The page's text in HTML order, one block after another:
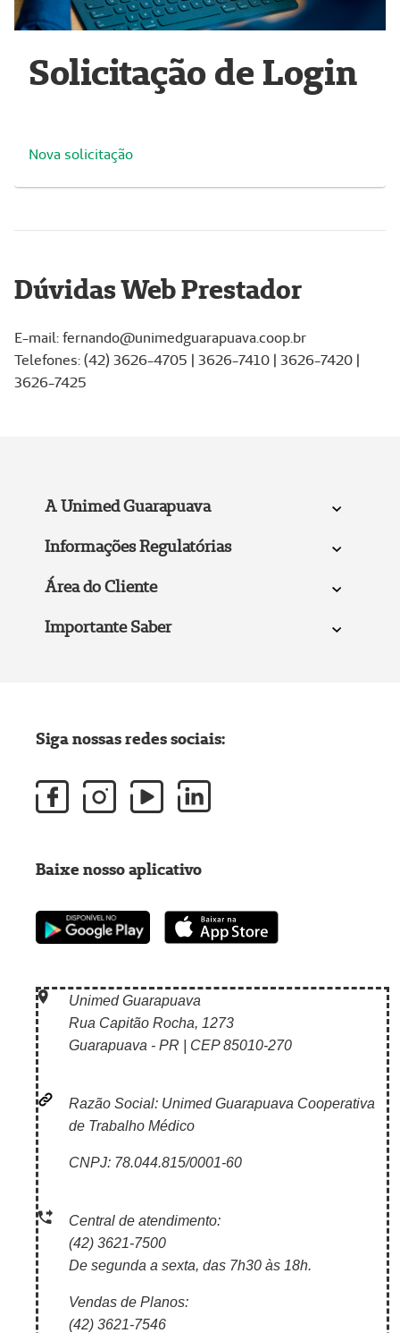
Solicitação de Login
Nova solicitação
Dúvidas Web Prestador
E-mail: fernando@unimedguarapuava.coop.br
Telefones: (42) 3626-4705 | 3626-7410 | 3626-7420 |
3626-7425
A Unimed Guarapuava
Informações Regulatórias
Área do Cliente
Importante Saber
Unimed Guarapuava
Rua Capitão Rocha, 1273
Guarapuava - PR | CEP 85010-270
Razão Social: Unimed Guarapuava Cooperativa
de Trabalho Médico
CNPJ: 78.044.815/0001-60
Central de atendimento:
(42) 3621-7500
De segunda a sexta, das 7h30 às 18h.
Vendas de Planos:
(42) 3621-7546
Siga nossas redes sociais:
Baixe nosso aplicativo